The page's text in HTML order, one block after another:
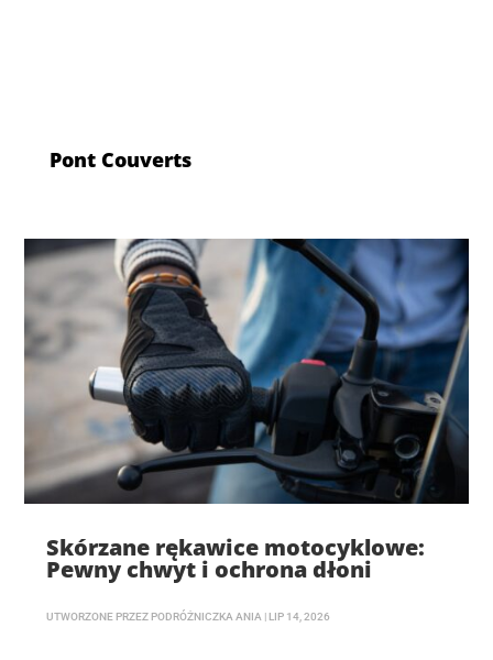
Pont Couverts
Skórzane rękawice motocyklowe:
Pewny chwyt i ochrona dłoni
UTWORZONE PRZEZ PODRÓŻNICZKA ANIA LIP 14, 2026